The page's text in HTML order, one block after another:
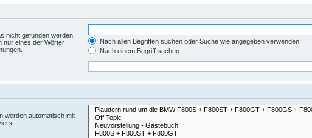
nicht gefunden werden
nur eines der Wörter
Nach allen Begriffen suchen oder Suche wie angegeben verwenden
Nach einem Begriff suchen
werden automatisch mit